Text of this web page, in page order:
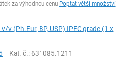
za výhodnou cenu Poptat větší množství
v/v (Ph.Eur, BP, USP) IPEC grade (1 x
Kat. č.: 631085.1211